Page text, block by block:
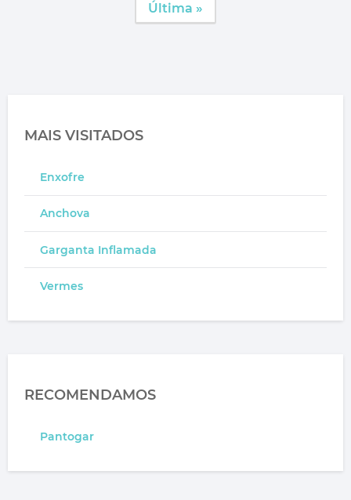
Última »
MAIS VISITADOS
Enxofre
Anchova
Garganta Inflamada
Vermes
RECOMENDAMOS
Pantogar